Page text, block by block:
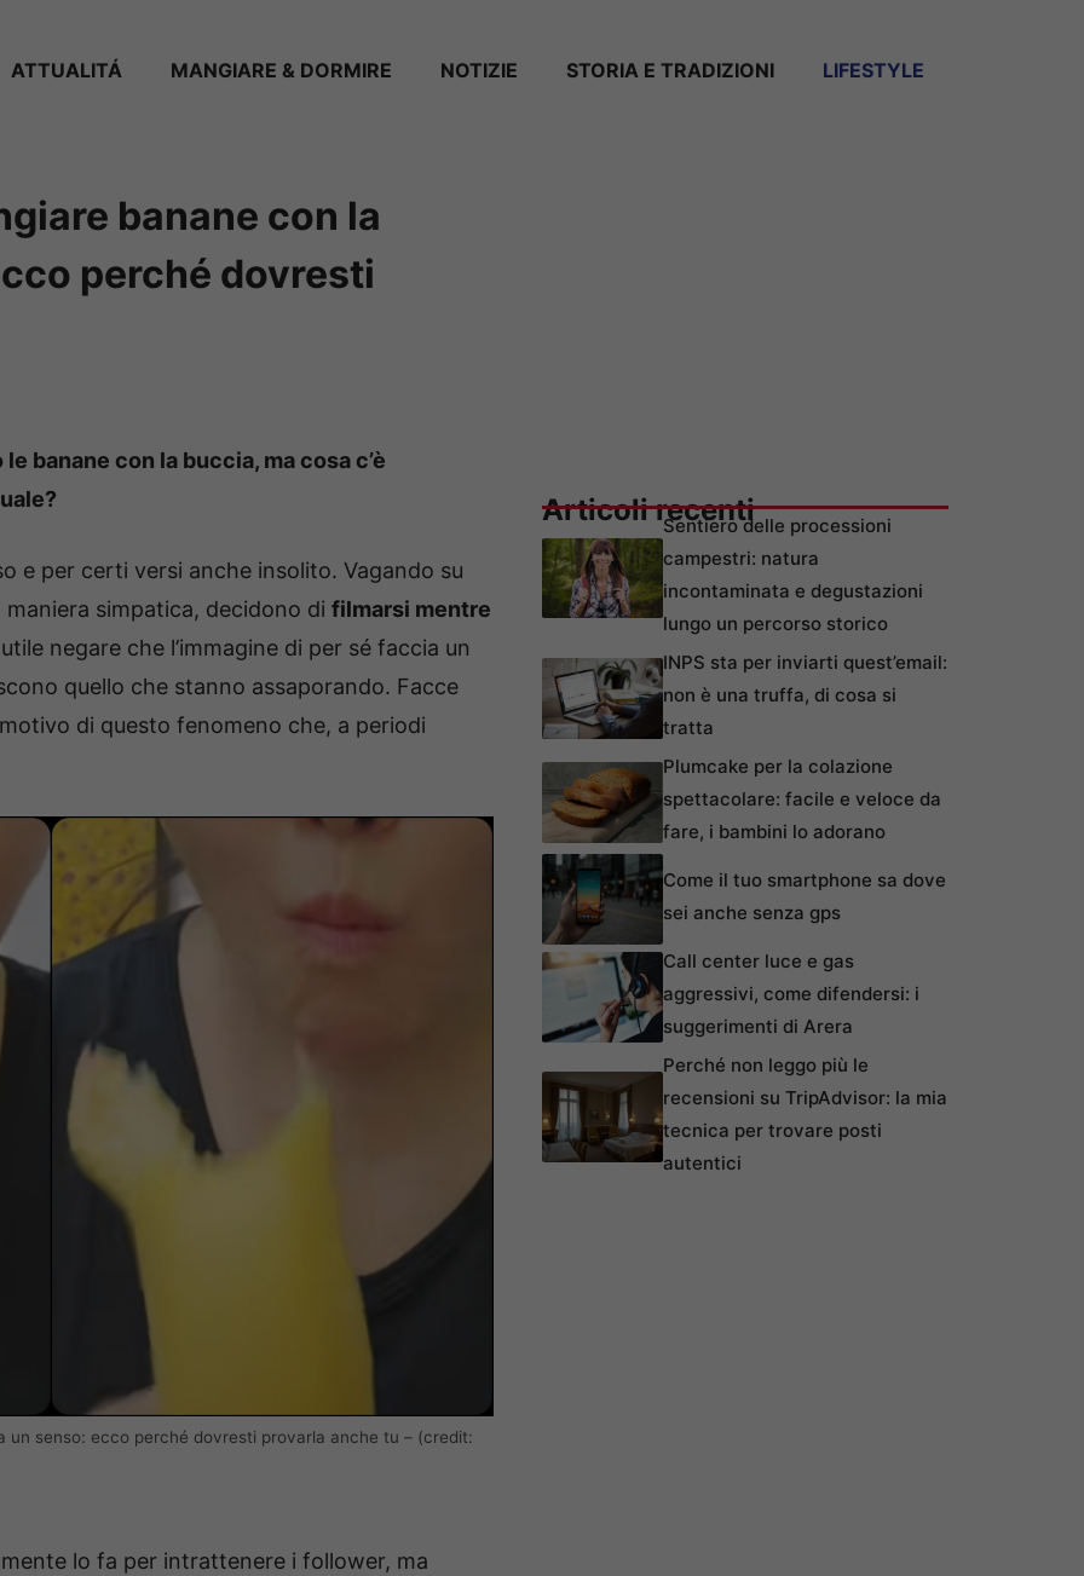
ATTUALITÁ MANGIARE & DORMIRE NOTIZIE STORIA E TRADIZIONI LIFESTYLE
banane con la
perché dovresti
banane con la buccia, ma cosa c’è
e per certi versi anche insolito. Vagando su
simpatica, decidono di filmarsi mentre
negare che l’immagine di per sé faccia un
quello che stanno assaporando. Facce
di questo fenomeno che, a periodi
un senso: ecco perché dovresti provarla anche tu – (credit:
lo fa per intrattenere i follower, ma
Articoli recentiSentiero delle processioni
campestri: natura
incontaminata e degustazioni
lungo un percorso storico
INPS sta per inviarti quest’email:
non è una truffa, di cosa si
tratta
Plumcake per la colazione
spettacolare: facile e veloce da
fare, i bambini lo adorano
Come il tuo smartphone sa dove
sei anche senza gps
Call center luce e gas
aggressivi, come difendersi: i
suggerimenti di Arera
Perché non leggo più le
recensioni su TripAdvisor: la mia
tecnica per trovare posti
autentici